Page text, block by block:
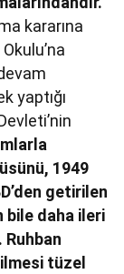
kararına
yaptığı
1949
getirilen
bile daha ileri
Ruhban
tüzel